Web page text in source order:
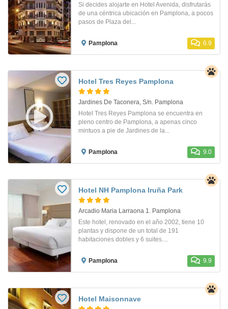
Si decides alojarte en Hotel Avenida, disfrutarás
de una céntrica ubicación en Pamplona, a pocos
pasos de Plaza del...
Pamplona 6.9
Hotel Tres Reyes Pamplona
Jardines De Taconera, S/n. Pamplona
Hotel Tres Reyes Pamplona se encuentra en
pleno centro de Pamplona, a apenas cinco
mintuos a pie de Jardines de la...
Pamplona 9.0
Hotel NH Pamplona Iruña Park
Arcadio Maria Larraona 1. Pamplona
Este hotel, renovado en el año 2002, tiene 10
plantas y dispone de un total de 191
habitaciones dobles y 6 suites....
Pamplona 9.9
Hotel Maisonnave